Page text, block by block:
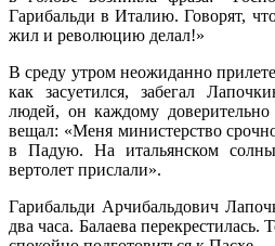
Гарибальди в Италию. Говорят,
жил и революцию делал!»
В среду утром неожиданно
как засуетился, забегал
людей, он каждому
вещал: «Меня министерство
в Падую. На итальянском
вертолет прислали».
Гарибальди Арчибальдович
два часа. Балаева